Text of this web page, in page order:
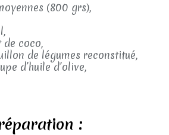
(800 grs),
coco,
de légumes reconstitué,
d’huile d’olive,
: